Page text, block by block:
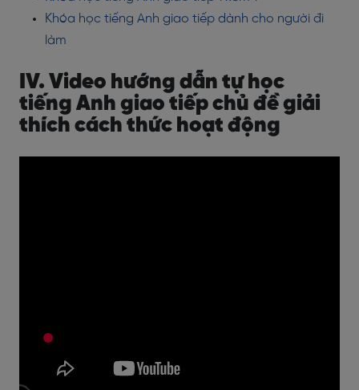
Khóa học tiếng Anh giao tiếp dành cho người đi
làm
IV. Video hướng dẫn tự học
tiếng Anh giao tiếp chủ đề giải
thích cách thức hoạt động